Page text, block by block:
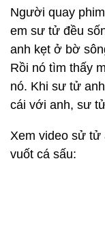
Người quay
em sư tử đều
anh kẹt ở bờ
Rồi nó tìm thấy
nó. Khi sư tử
cái với anh, sư
Xem video sử tử
vuốt cá sấu: